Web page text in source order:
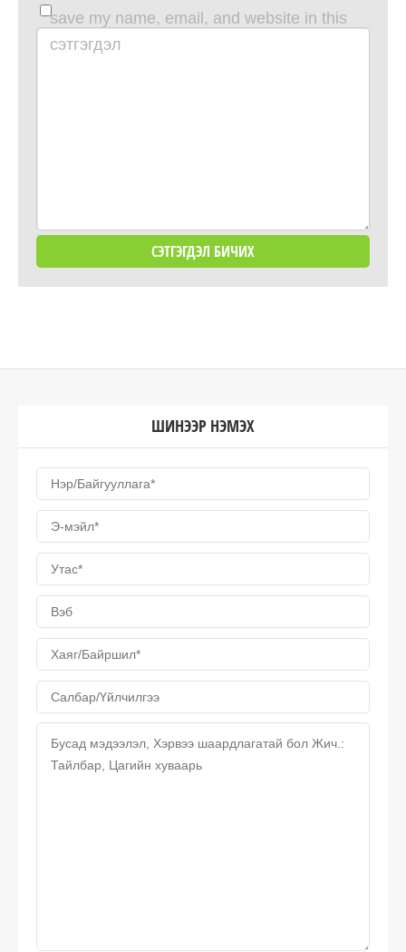
save my name, email, and website in this
browser for the next time i comment.
сэтгэгдэл
ШИНЭЭР НЭМЭХ